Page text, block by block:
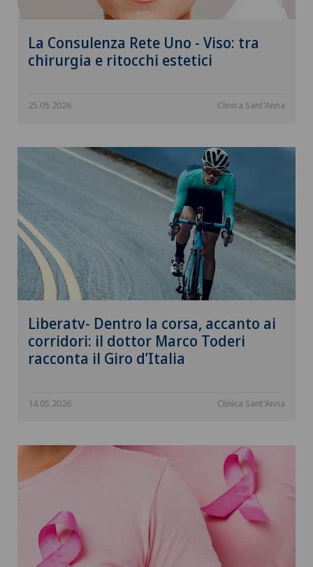
La Consulenza Rete Uno - Viso: tra
chirurgia e ritocchi estetici
25.05.2026 Clinica Sant'Anna
Liberatv- Dentro la corsa, accanto ai
corridori: il dottor Marco Toderi
racconta il Giro d’Italia
14.05.2026 Clinica Sant'Anna